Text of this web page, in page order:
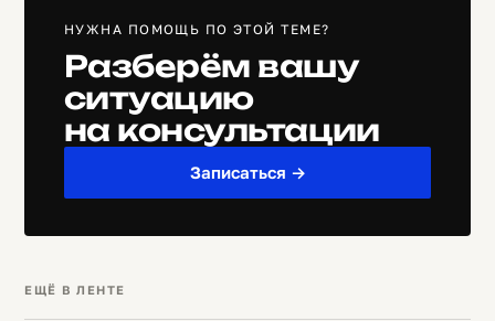
НУЖНА ПОМОЩЬ ПО ЭТОЙ ТЕМЕ?
Разберём вашу
ситуацию
на консультации
Записаться →
ЕЩЁ В ЛЕНТЕ